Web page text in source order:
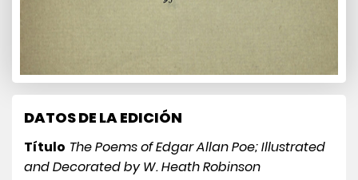
DATOS DE LA EDICIÓN
Título The Poems of Edgar Allan Poe; Illustrated
and Decorated by W. Heath Robinson